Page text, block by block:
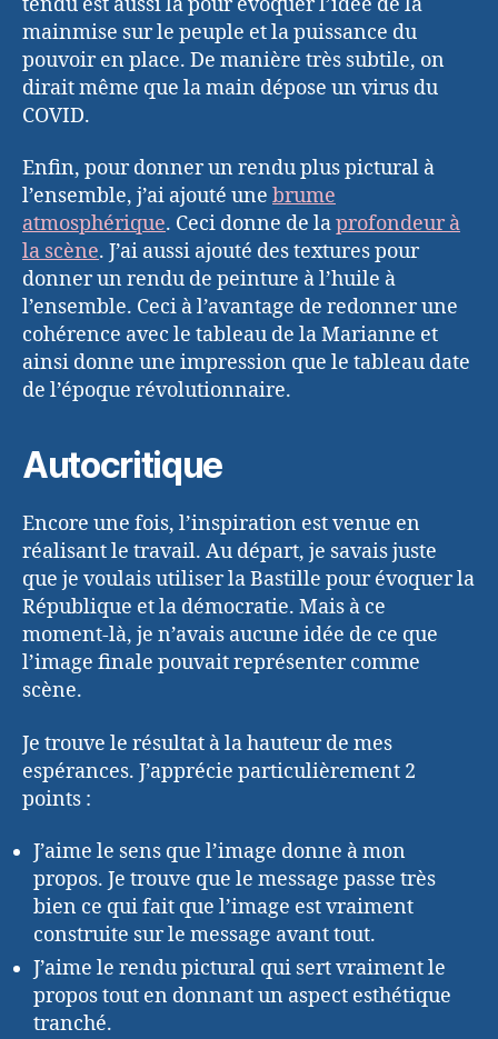
mainmise sur le peuple et la puissance du
pouvoir en place. De manière très subtile, on
dirait même que la main dépose un virus du
COVID.
Enfin, pour donner un rendu plus pictural à
l’ensemble, j’ai ajouté une brume
atmosphérique. Ceci donne de laprofondeur à
la scène. J’ai aussi ajouté des textures pour
donner un rendu de peinture à l’huile à
l’ensemble. Ceci à l’avantage de redonner une
cohérence avec le tableau de la Marianne et
ainsi donne une impression que le tableau date
de l’époque révolutionnaire.
Autocritique
Encore une fois, l’inspiration est venue en
réalisant le travail. Au départ, je savais juste
que je voulais utiliser la Bastille pour évoquer la
République et la démocratie. Mais à ce
moment-là, je n’avais aucune idée de ce que
l’image finale pouvait représenter comme
scène.
Je trouve le résultat à la hauteur de mes
espérances. J’apprécie particulièrement 2
points :
J’aime le sens que l’image donne à mon
propos. Je trouve que le message passe très
bien ce qui fait que l’image est vraiment
construite sur le message avant tout.
J’aime le rendu pictural qui sert vraiment le
propos tout en donnant un aspect esthétique
tranché.